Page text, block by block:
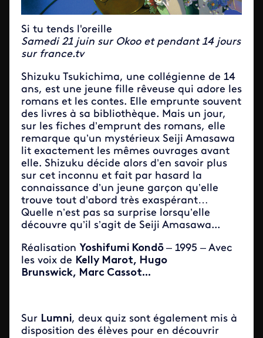
Si tu tends l'oreille
Samedi 21 juin sur Okoo et pendant 14 jours
sur france.tv
Shizuku Tsukichima, une collégienne de 14
ans, est une jeune fille rêveuse qui adore les
romans et les contes. Elle emprunte souvent
des livres à sa bibliothèque. Mais un jour,
sur les fiches d’emprunt des romans, elle
remarque qu’un mystérieux Seiji Amasawa
lit exactement les mêmes ouvrages avant
elle. Shizuku décide alors d’en savoir plus
sur cet inconnu et fait par hasard la
connaissance d’un jeune garçon qu’elle
trouve tout d’abord très exaspérant…
Quelle n’est pas sa surprise lorsqu’elle
découvre qu’il s’agit de Seiji Amasawa...
Réalisation Yoshifumi Kondō – 1995 – Avec
les voix de Kelly Marot​, Hugo
Brunswick, Marc Cassot...
Sur Lumni, deux quiz sont également mis à
disposition des élèves pour en découvrir